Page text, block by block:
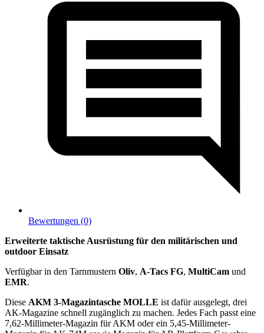
Bewertungen (0)
Erweiterte taktische Ausrüstung für den militärischen und
outdoor Einsatz
Verfügbar in den Tarnmustern Oliv, A-Tacs FG, MultiCam und
EMR.
Diese AKM 3-Magazintasche MOLLE ist dafür ausgelegt, drei
AK-Magazine schnell zugänglich zu machen. Jedes Fach passt eine
7,62-Millimeter-Magazin für AKM oder ein 5,45-Millimeter-